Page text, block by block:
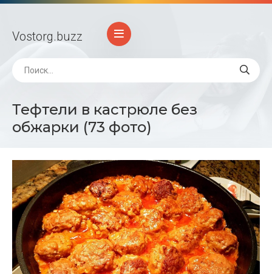
Vostorg.buzz
Тефтели в кастрюле без
обжарки (73 фото)